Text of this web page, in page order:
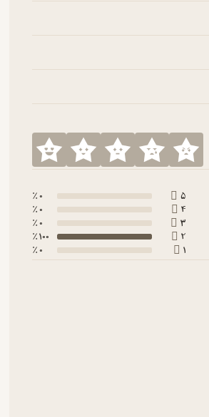
5
0 ٪
4
0 ٪
3
0 ٪
2
100 ٪
1
0 ٪